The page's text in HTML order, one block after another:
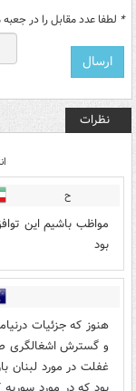
* لطفا عدد مقابل را در جعبه
نظرات
ح
مواظب باشیم این
بود
هنوز که جزئيات
و گسترش اشغالگری
غفلت در مورد لبنان